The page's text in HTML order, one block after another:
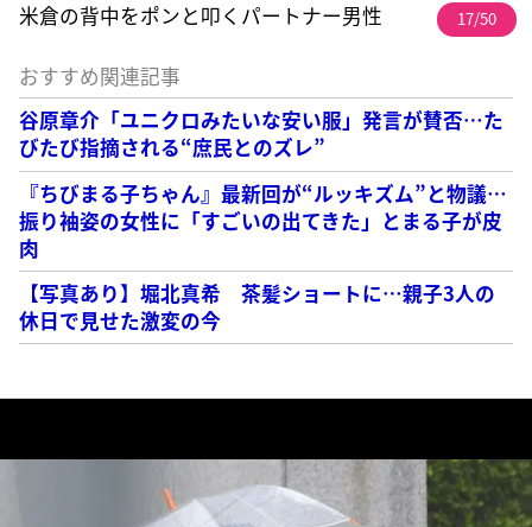
米倉の背中をポンと叩くパートナー男性 17/50
おすすめ関連記事
谷原章介「ユニクロみたいな安い服」発言が賛否…た
びたび指摘される“庶民とのズレ”
『ちびまる子ちゃん』最新回が“ルッキズム”と物議…
振り袖姿の女性に「すごいの出てきた」とまる子が皮
肉
【写真あり】堀北真希 茶髪ショートに…親子3人の
休日で見せた激変の今